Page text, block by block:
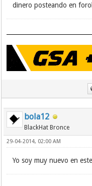
dinero posteando en
bola12
BlackHat Bronce
29-04-2014, 02:00 AM
Yo soy muy nuevo en